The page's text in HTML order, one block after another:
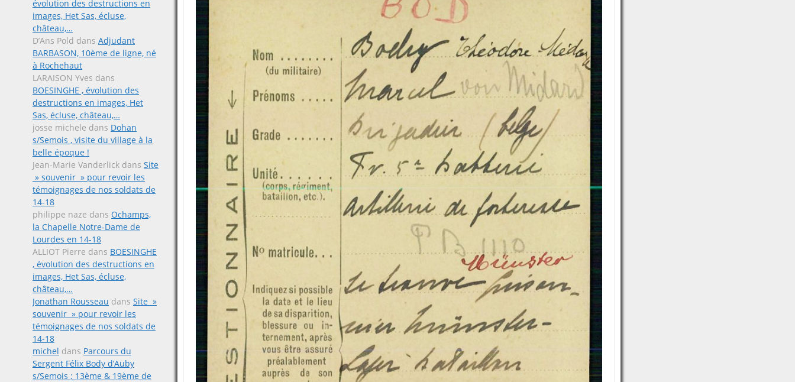
évolution des destructions en
images, Het Sas, écluse,
château,…
D’Ans Pold dans Adjudant
BARBASON, 10ème de ligne, né
à Rochehaut
LARAISON Yves dans
BOESINGHE , évolution des
destructions en images, Het
Sas, écluse, château,…
josse michele dans Dohan
s/Semois , visite du village à la
belle époque !
Jean-Marie Vanderlick dans Site
» souvenir » pour revoir les
témoignages de nos soldats de
14-18
philippe naze dans Ochamps,
la Chapelle Notre-Dame de
Lourdes en 14-18
ALLIOT Pierre dans BOESINGHE
, évolution des destructions en
images, Het Sas, écluse,
château,…
Jonathan Rousseau dans Site »
souvenir » pour revoir les
témoignages de nos soldats de
14-18
michel dans Parcours du
Sergent Félix Body d’Auby
s/Semois ; 13ème & 19ème de